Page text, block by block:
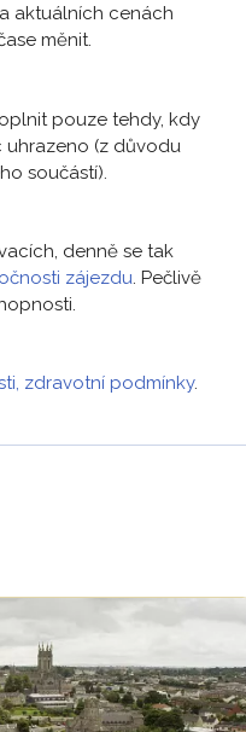
aktuálních cenách
měnit.
pouze tehdy, kdy
uhrazeno (z důvodu
součástí).
denně se tak
zájezdu. Pečlivě
zdravotní podmínky.